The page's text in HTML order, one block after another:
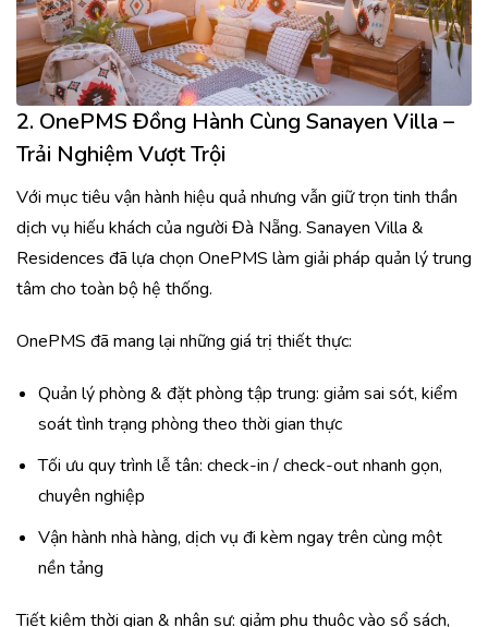
2. OnePMS Đồng Hành Cùng Sanayen Villa –
Trải Nghiệm Vượt Trội
Với mục tiêu vận hành hiệu quả nhưng vẫn giữ trọn tinh thần
dịch vụ hiếu khách của người Đà Nẵng. Sanayen Villa &
Residences đã lựa chọn OnePMS làm giải pháp quản lý trung
tâm cho toàn bộ hệ thống.
OnePMS đã mang lại những giá trị thiết thực:
Quản lý phòng & đặt phòng tập trung: giảm sai sót, kiểm
soát tình trạng phòng theo thời gian thực
Tối ưu quy trình lễ tân: check-in / check-out nhanh gọn,
chuyên nghiệp
Vận hành nhà hàng, dịch vụ đi kèm ngay trên cùng một
nền tảng
Tiết kiệm thời gian & nhân sự: giảm phụ thuộc vào sổ sách,